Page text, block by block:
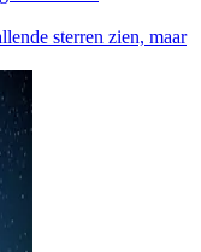
sterren zien, maar